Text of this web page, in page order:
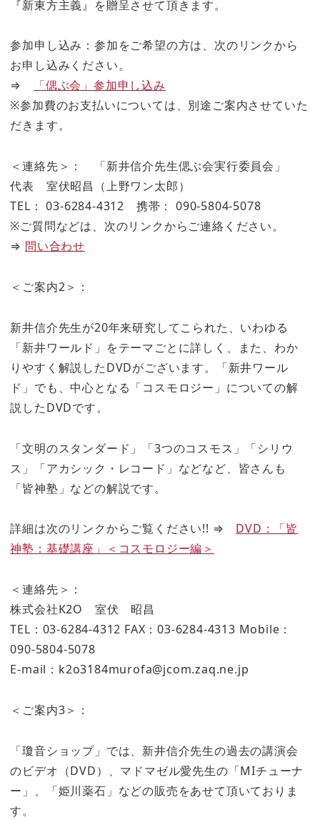
『新東方主義』を贈呈させて頂きます。
参加申し込み：参加をご希望の方は、次のリンクから
お申し込みください。
⇒
「偲ぶ会」参加申し込み
※参加費のお支払いについては、別途ご案内させていた
だきます。
＜連絡先＞： 「新井信介先生偲ぶ会実行委員会」
代表 室伏昭昌（上野ワン太郎）
TEL： 03-6284-4312 携帯： 090-5804-5078
※ご質問などは、次のリンクからご連絡ください。
⇒ 問い合わせ
＜ご案内2＞：
新井信介先生が20年来研究してこられた、いわゆる
「新井ワールド」をテーマごとに詳しく、また、わか
りやすく解説したDVDがございます。「新井ワール
ド」でも、中心となる「コスモロジー」についての解
説したDVDです。
「文明のスタンダード」「3つのコスモス」「シリウ
ス」「アカシック・レコード」などなど、皆さんも
「皆神塾」などの解説です。
詳細は次のリンクからご覧ください!! ⇒ DVD：「皆
神塾：基礎講座」＜コスモロジー編＞
＜連絡先＞：
株式会社K2O 室伏 昭昌
TEL：03-6284-4312 FAX：03-6284-4313 Mobile：
090-5804-5078
E-mail：k2o3184murofa@jcom.zaq.ne.jp
＜ご案内3＞：
「瓊音ショップ」では、新井信介先生の過去の講演会
のビデオ（DVD）、マドマゼル愛先生の「MIチューナ
ー」、「姫川薬石」などの販売をあせて頂いておりま
す。